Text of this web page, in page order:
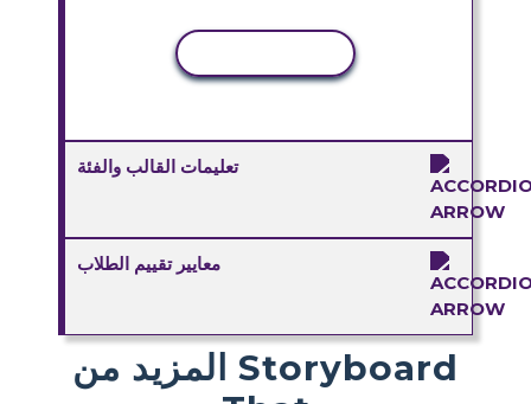
تعليمات القالب والفئة
معايير تقييم الطلاب
المزيد من Storyboard